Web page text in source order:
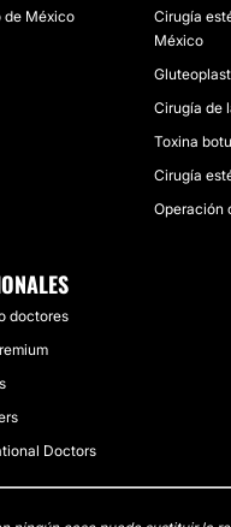
de México
Cirugía
México
Cirugía de
Toxina
Cirugía
Operación
doctores
Doctors